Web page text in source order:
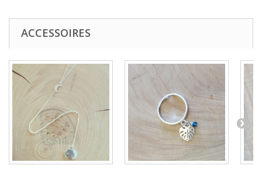
ACCESSOIRES